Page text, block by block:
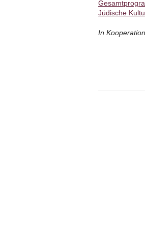
Jüdische
In